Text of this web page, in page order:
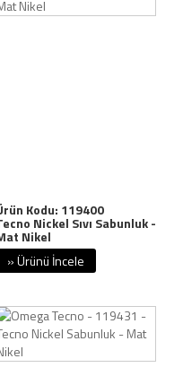
Kodu: 119400
Nickel Sıvı Sabunluk -
Nikel
» Ürünü İncele